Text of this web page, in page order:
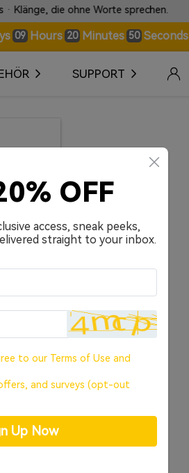
die ohne Worte sprechen.
09 Hours 20 Minutes 50 Seconds
SUPPORT
OFF
access, sneak peeks,
straight to your inbox.
to our Terms of Use and
and surveys (opt-out
Up Now